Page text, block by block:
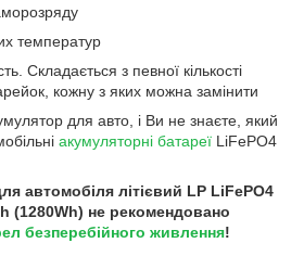
температур
Складається з певної кількості
кожну з яких можна замінити
для авто, і Ви не знаєте, який
акумуляторні батареї LiFePO4
автомобіля літієвий LP LiFePO4
(1280Wh) не рекомендовано
безперебійного живлення!